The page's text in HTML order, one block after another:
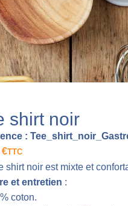
shirt noir
:
€TTC
shirt noir est mixte et
et entretien :
coton.